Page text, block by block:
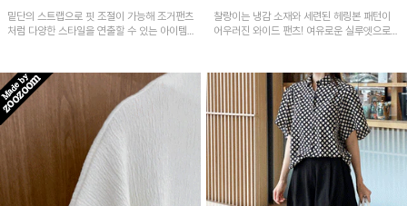
밑단의 스트랩으로 핏 조절이 가능해 조거팬츠
처럼 다양한 스타일을 연출할 수 있는 아이템!
찰랑이는 냉감 소재와 세련된 헤링본 패턴이
어우러진 와이드 팬츠! 여유로운 실루엣으로
다.